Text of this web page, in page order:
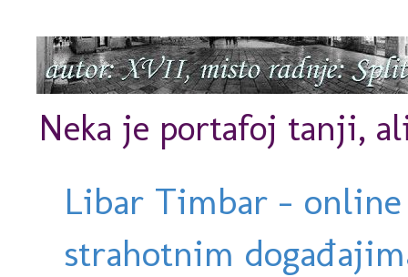
Neka je portafoj tanji,
Libar Timbar -
strahotnim